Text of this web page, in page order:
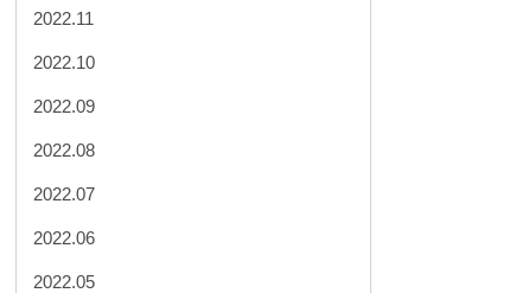
2022.11
2022.10
2022.09
2022.08
2022.07
2022.06
2022.05